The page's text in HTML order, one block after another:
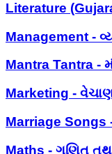
Literature
Management -
Mantra Tantra -
Marketing -
Marriage Songs
Maths - ગણિત